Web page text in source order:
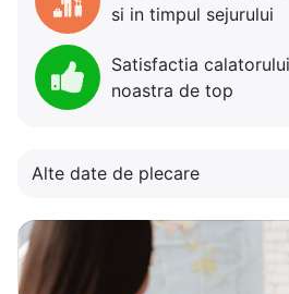
si in timpul sejurului
Satisfactia
noastra de top
Alte date de plecare